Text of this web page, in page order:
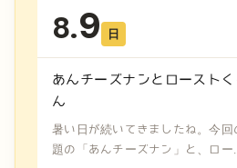
8.9 日
あんチーズナンとロースト
ん
暑い日が続いてきましたね。今
題の「あんチーズナン」と、ロー...